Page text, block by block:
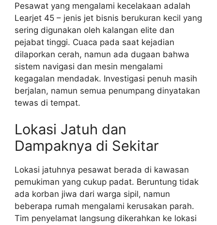
Pesawat yang mengalami kecelakaan adalah
Learjet 45 – jenis jet bisnis berukuran kecil yang
sering digunakan oleh kalangan elite dan
pejabat tinggi. Cuaca pada saat kejadian
dilaporkan cerah, namun ada dugaan bahwa
sistem navigasi dan mesin mengalami
kegagalan mendadak. Investigasi penuh masih
berjalan, namun semua penumpang dinyatakan
tewas di tempat.
Lokasi Jatuh dan
Dampaknya di Sekitar
Lokasi jatuhnya pesawat berada di kawasan
pemukiman yang cukup padat. Beruntung tidak
ada korban jiwa dari warga sipil, namun
beberapa rumah mengalami kerusakan parah.
Tim penyelamat langsung dikerahkan ke lokasi